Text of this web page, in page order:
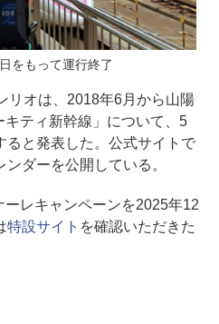
をもって運行終了
オは、2018年6月から山陽
ティ新幹線」について、5
ると発表した。公式サイトで
ダーを公開している。
レキャンペーンを2025年12
特設サイト を確認いただきた